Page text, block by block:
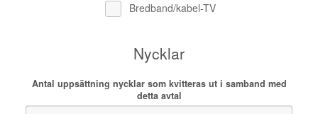
Bredband/kabel-TV
Nycklar
Antal uppsättning nycklar som kvitteras ut i samband med
detta avtal